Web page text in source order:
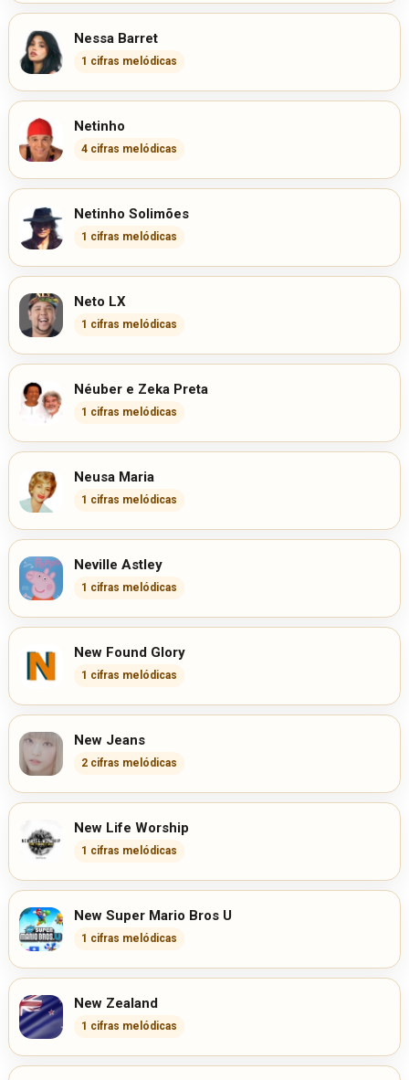
Nessa Barret
1 cifras melódicas
Netinho
4 cifras melódicas
Netinho Solimões
1 cifras melódicas
Neto LX
1 cifras melódicas
Néuber e Zeka Preta
1 cifras melódicas
Neusa Maria
1 cifras melódicas
Neville Astley
1 cifras melódicas
New Found Glory
1 cifras melódicas
New Jeans
2 cifras melódicas
New Life Worship
1 cifras melódicas
New Super Mario Bros U
1 cifras melódicas
New Zealand
1 cifras melódicas